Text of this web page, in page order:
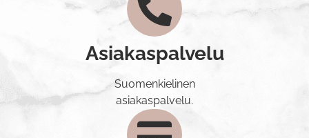
Asiakaspalvelu
Suomenkielinen
asiakaspalvelu.